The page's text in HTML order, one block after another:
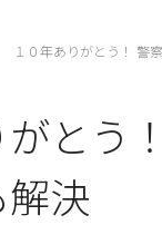
１０年ありがとう！ 警
がと
決